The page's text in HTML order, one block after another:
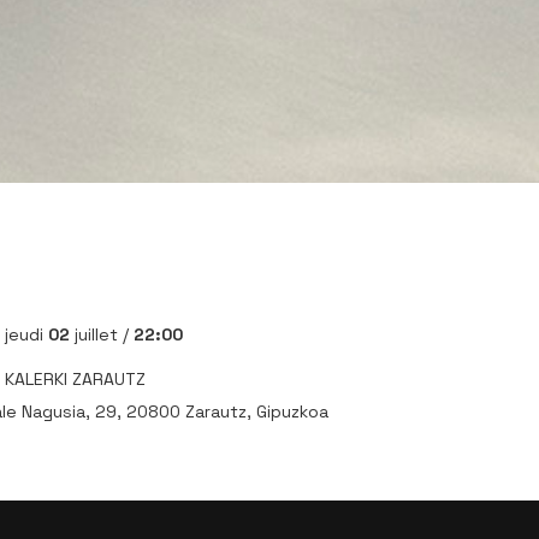
jeudi 02 juillet / 22:00
KALERKI ZARAUTZ
Nagusia, 29, 20800 Zarautz, Gipuzkoa